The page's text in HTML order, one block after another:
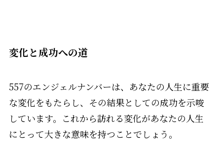
変化と成功への道
557のエンジェルナンバーは、あなたの人生に重要
な変化をもたらし、その結果としての成功を示唆
しています。これから訪れる変化があなたの人生
にとって大きな意味を持つことでしょう。